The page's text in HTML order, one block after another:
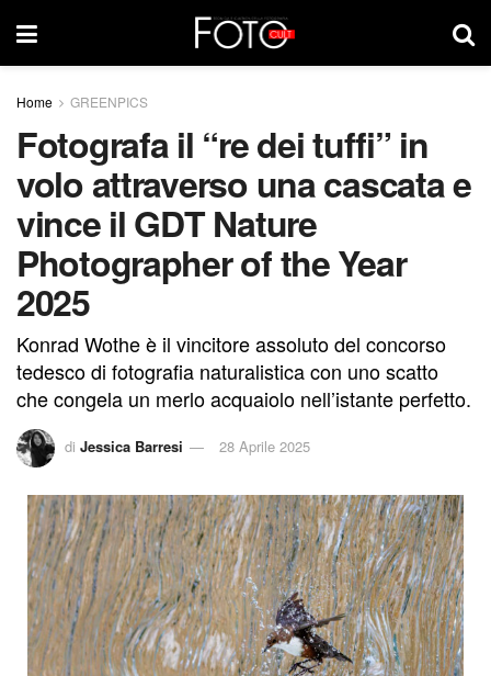
Home GREENPICS
Fotografa il “re dei tuffi” in
volo attraverso una cascata e
vince il GDT Nature
Photographer of the Year
2025
Konrad Wothe è il vincitore assoluto del concorso
tedesco di fotografia naturalistica con uno scatto
che congela un merlo acquaiolo nell’istante perfetto.
di Jessica Barresi 28 Aprile 2025